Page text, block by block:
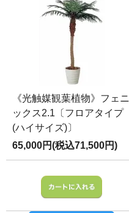
《光触媒観葉植物》フェニ
ックス2.1〔フロアタイプ
(ハイサイズ)〕
65,000円(税込71,500円)